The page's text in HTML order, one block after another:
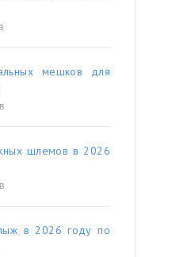
мешков для
шлемов в 2026
в 2026 году по